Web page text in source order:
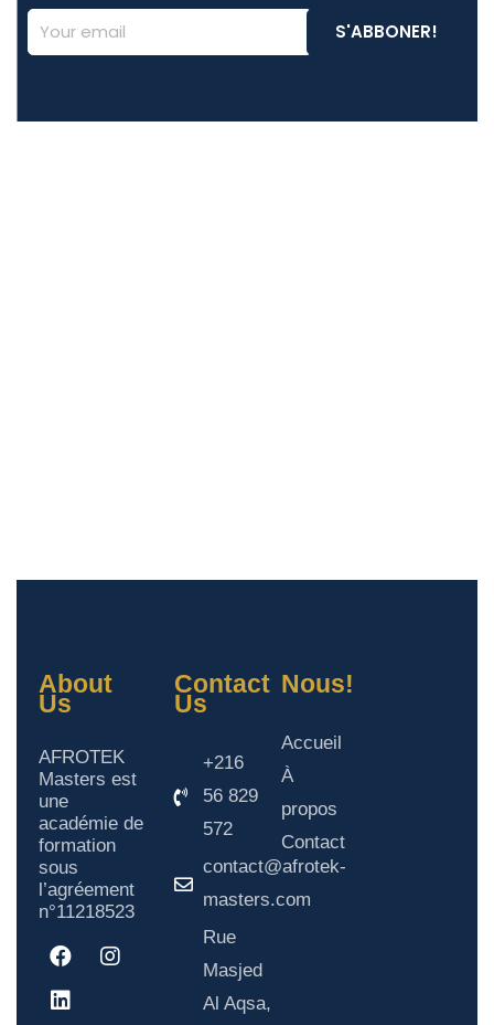
About
Us
AFROTEK
Masters est
une
académie de
formation
sous
l’agréement
n°11218523
Contact
Us
+216
56 829
572
contact@afrotek-
masters.com
Rue
Masjed
Al Aqsa,
Nous!
Accueil
À
propos
Contact